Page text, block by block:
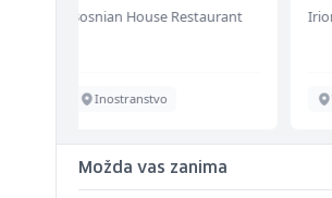
Irion Argerr
Vogošća
Možda vas zanima